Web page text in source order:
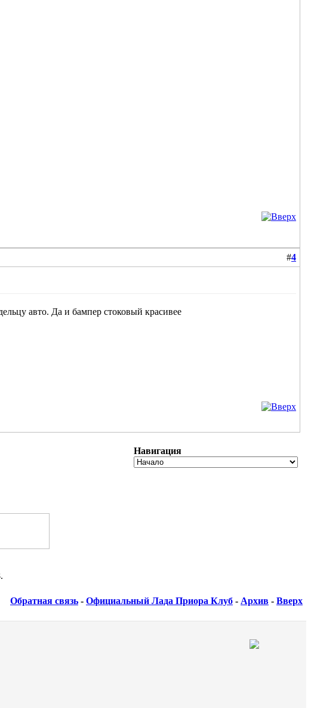
#4
авто. Да и бампер стоковый красивее
Навигация
Обратная связь - Официальный Лада Приора Клуб - Архив - Вверх